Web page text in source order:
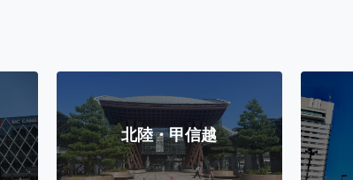
北陸・甲信越